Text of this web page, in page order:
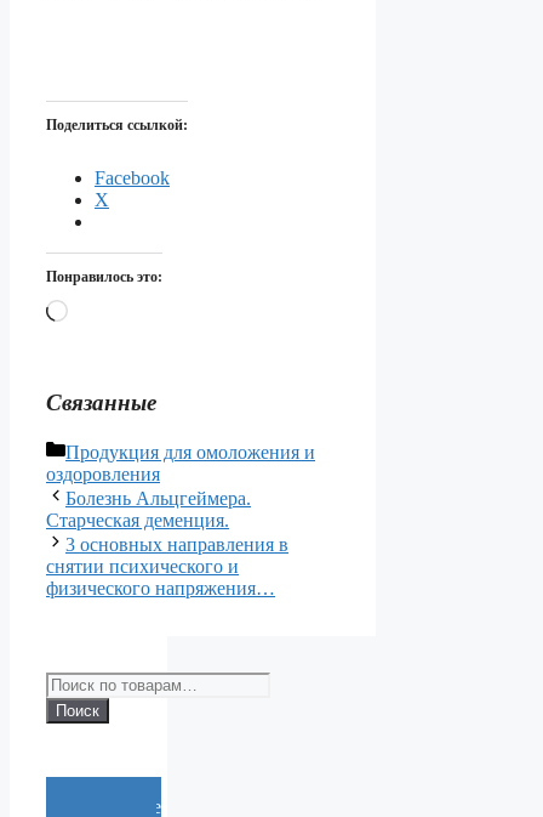
Поделиться ссылкой:
Facebook
X
Понравилось это:
Загрузка…
Связанные
Рубрики
Продукция для омоложения и
оздоровления
Болезнь Альцгеймера.
Старческая деменция.
3 основных направления в
снятии психического и
физического напряжения…
Искать:
Поиск
Cообщение